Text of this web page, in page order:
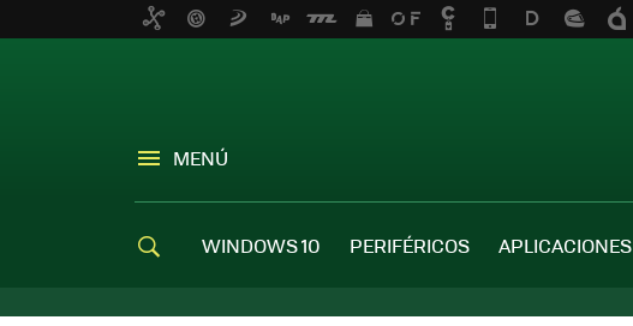
MENÚ
WINDOWS 10 PERIFÉRICOS APLICACIONES